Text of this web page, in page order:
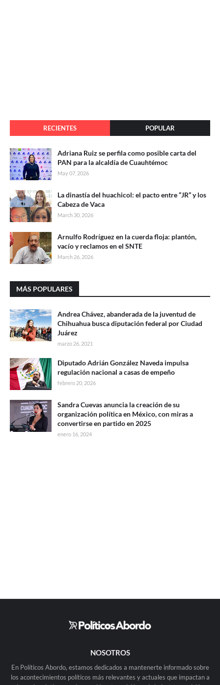
RECIENTES POPULAR
Adriana Ruiz se perfila como posible carta del
PAN para la alcaldía de Cuauhtémoc
May 07, 2026
La dinastía del huachicol: el pacto entre “JR” y los
Cabeza de Vaca
March 30, 2026
Arnulfo Rodríguez en la cuerda floja: plantón,
vacío y reclamos en el SNTE
March 26, 2026
MÁS POPULARES
Andrea Chávez, abanderada de la juventud de
Chihuahua busca diputación federal por Ciudad
Juárez
marzo 26, 2021
Diputado Adrián González Naveda impulsa
regulación nacional a casas de empeño
febrero 20, 2026
Sandra Cuevas anuncia la creación de su
organización política en México, con miras a
convertirse en partido en 2025
enero 16, 2024
NOSOTROS
En Políticos Abordo, estamos dedicados a mantenerte informado sobre
los acontecimientos políticos más relevantes y actuales que impactan a